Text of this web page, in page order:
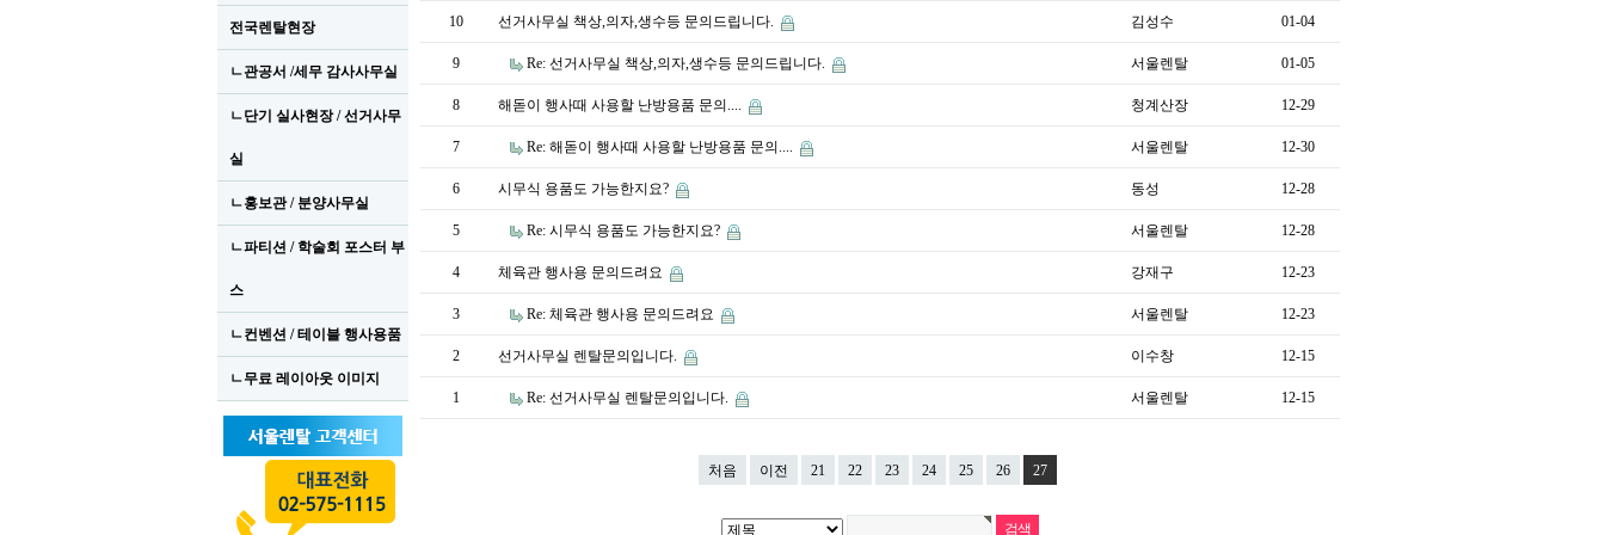
전국렌탈현장
ㄴ관공서 /세무 감사사무실
ㄴ단기 실사현장 / 선거사무
실
ㄴ홍보관 / 분양사무실
ㄴ파티션 / 학술회 포스터 부
스
ㄴ컨벤션 / 테이블 행사용품
ㄴ무료 레이아웃 이미지
10 선거사무실 책상,의자,생수등 문의드립니다. 김성수 01-04
9 Re: 선거사무실 책상,의자,생수등 문의드립니다. 서울렌탈 01-05
8 해돋이 행사때 사용할 난방용품 문의.... 청계산장 12-29
7 Re: 해돋이 행사때 사용할 난방용품 문의.... 서울렌탈 12-30
6 시무식 용품도 가능한지요? 동성 12-28
5 Re: 시무식 용품도 가능한지요? 서울렌탈 12-28
4 체육관 행사용 문의드려요 강재구 12-23
3 Re: 체육관 행사용 문의드려요 서울렌탈 12-23
2 선거사무실 렌탈문의입니다. 이수창 12-15
1 Re: 선거사무실 렌탈문의입니다. 서울렌탈 12-15
처음 이전 21 22 23 24 25 26 27